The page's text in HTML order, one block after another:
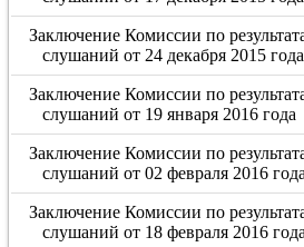
Заключение Комиссии по
слушаний от 24 декабря 2015 года
Заключение Комиссии по
слушаний от 19 января 2016 года
Заключение Комиссии по
слушаний от 02 февраля 2016 года
Заключение Комиссии по
слушаний от 18 февраля 2016 года